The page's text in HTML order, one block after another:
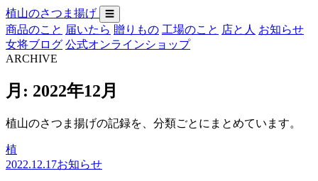
植山のさつま揚げ ☰
商品のこと 届いたら 贈りもの 工場のこと 店と人 お知らせ
女将ブログ 公式オンラインショップ
ARCHIVE
月: 2022年12月
植山のさつま揚げの記録を、分類ごとにまとめています。
植
2022.12.17お知らせ